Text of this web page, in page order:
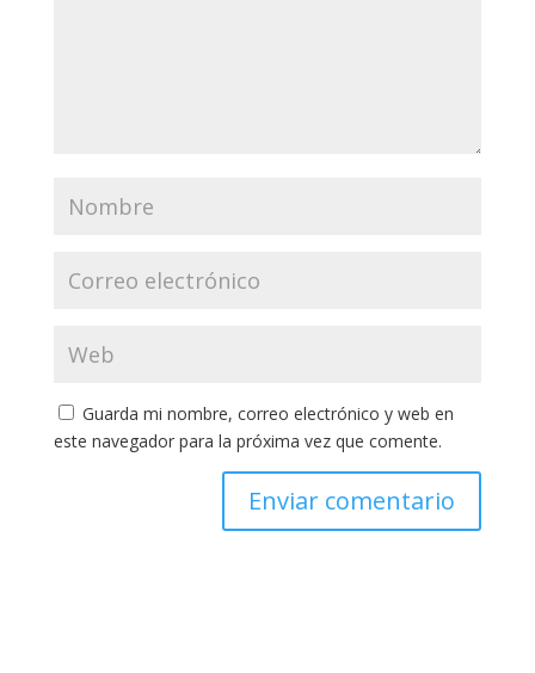
Guarda mi nombre, correo electrónico y web en
este navegador para la próxima vez que comente.